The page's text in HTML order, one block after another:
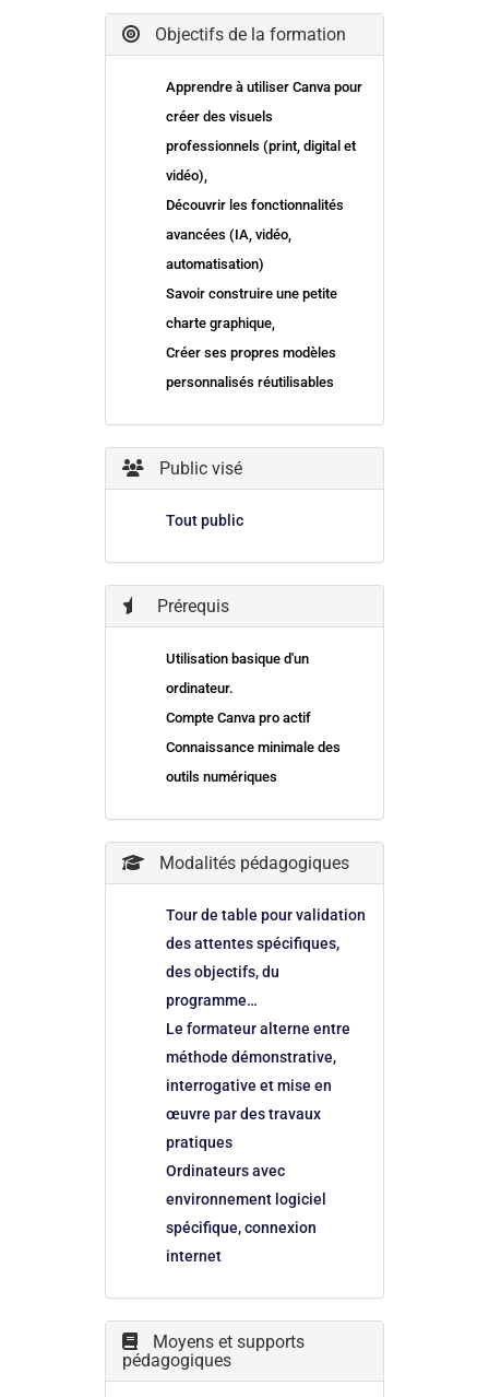
Objectifs de la formation
Apprendre à utiliser Canva pour
créer des visuels
professionnels (print, digital et
vidéo),
Découvrir les fonctionnalités
avancées (IA, vidéo,
automatisation)
Savoir construire une petite
charte graphique,
Créer ses propres modèles
personnalisés réutilisables
Public visé
Tout public
Prérequis
Utilisation basique d'un
ordinateur.
Compte Canva pro actif
Connaissance minimale des
outils numériques
Modalités pédagogiques
Tour de table pour validation
des attentes spécifiques,
des objectifs, du
programme…
Le formateur alterne entre
méthode démonstrative,
interrogative et mise en
œuvre par des travaux
pratiques
Ordinateurs avec
environnement logiciel
spécifique, connexion
internet
Moyens et supports
pédagogiques